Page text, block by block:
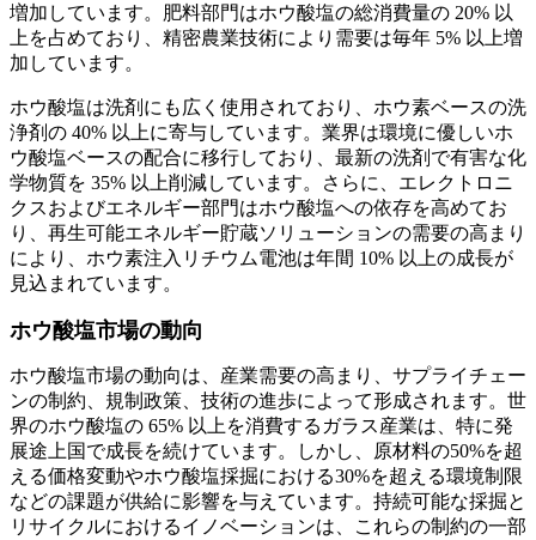
増加しています。肥料部門はホウ酸塩の総消費量の 20% 以
上を占めており、精密農業技術により需要は毎年 5% 以上増
加しています。
ホウ酸塩は洗剤にも広く使用されており、ホウ素ベースの洗
浄剤の 40% 以上に寄与しています。業界は環境に優しいホ
ウ酸塩ベースの配合に移行しており、最新の洗剤で有害な化
学物質を 35% 以上削減しています。さらに、エレクトロニ
クスおよびエネルギー部門はホウ酸塩への依存を高めてお
り、再生可能エネルギー貯蔵ソリューションの需要の高まり
により、ホウ素注入リチウム電池は年間 10% 以上の成長が
見込まれています。
ホウ酸塩市場の動向
ホウ酸塩市場の動向は、産業需要の高まり、サプライチェー
ンの制約、規制政策、技術の進歩によって形成されます。世
界のホウ酸塩の 65% 以上を消費するガラス産業は、特に発
展途上国で成長を続けています。しかし、原材料の50%を超
える価格変動やホウ酸塩採掘における30%を超える環境制限
などの課題が供給に影響を与えています。持続可能な採掘と
リサイクルにおけるイノベーションは、これらの制約の一部